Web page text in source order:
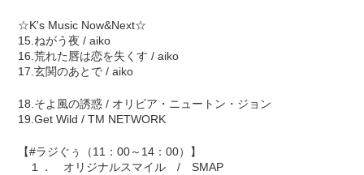
☆K's Music Now&Next☆
15.ねがう夜 / aiko
16.荒れた唇は恋を失くす / aiko
17.玄関のあとで / aiko
18.そよ風の誘惑 / オリビア・ニュートン・ジョン
19.Get Wild / TM NETWORK
【#ラジぐぅ（11：00～14：00）】
１． オリジナルスマイル / SMAP